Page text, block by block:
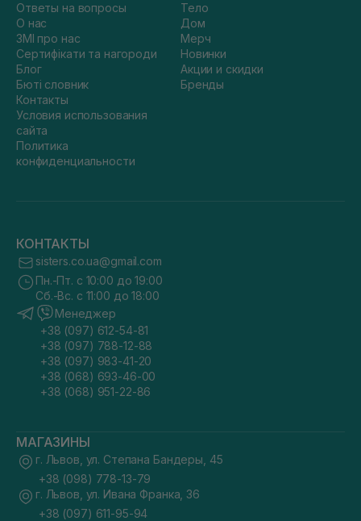
Ответы на вопросы
О нас
ЗМІ про нас
Сертифікати та нагороди
Блог
Бюті словник
Контакты
Условия использования
сайта
Политика
конфиденциальности
Тело
Дом
Мерч
Новинки
Акции и скидки
Бренды
КОНТАКТЫ
sisters.co.ua@gmail.com
Пн.-Пт. с 10:00 до 19:00
Сб.-Вс. с 11:00 до 18:00
Менеджер
+38 (097) 612-54-81
+38 (097) 788-12-88
+38 (097) 983-41-20
+38 (068) 693-46-00
+38 (068) 951-22-86
МАГАЗИНЫ
г. Львов, ул. Степана Бандеры, 45
+38 (098) 778-13-79
г. Львов, ул. Ивана Франка, 36
+38 (097) 611-95-94